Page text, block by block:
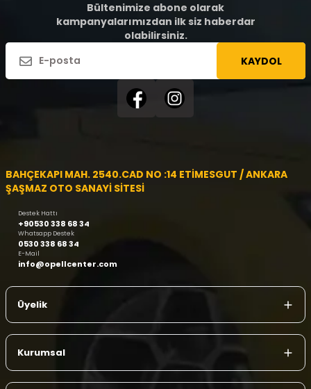
Bültenimize abone olarak
kampanyalarımızdan ilk siz haberdar
olabilirsiniz.
KAYDOL
BAHÇEKAPI MAH. 2540.CAD NO :14 ETİMESGUT / ANKARA
ŞAŞMAZ OTO SANAYİ SİTESİ
Destek Hattı
+90530 338 68 34
Whatsapp Destek
0530 338 68 34
E-Mail
info@opellcenter.com
Üyelik
Kurumsal